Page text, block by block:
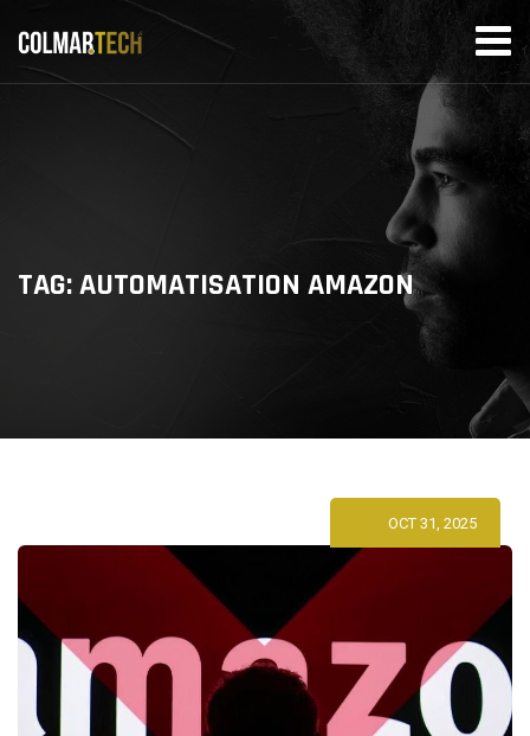
content
TAG: AUTOMATISATION AMAZON
OCT 31, 2025